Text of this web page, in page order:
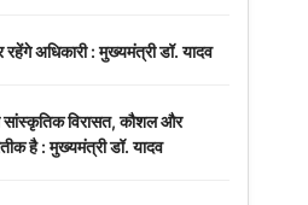
अधिकारी : मुख्यमंत्री डॉ. यादव
सांस्कृतिक विरासत, कौशल और
है : मुख्यमंत्री डॉ. यादव